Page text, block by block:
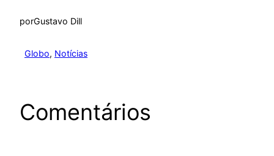
porGustavo Dill
Globo, Notícias
Comentários